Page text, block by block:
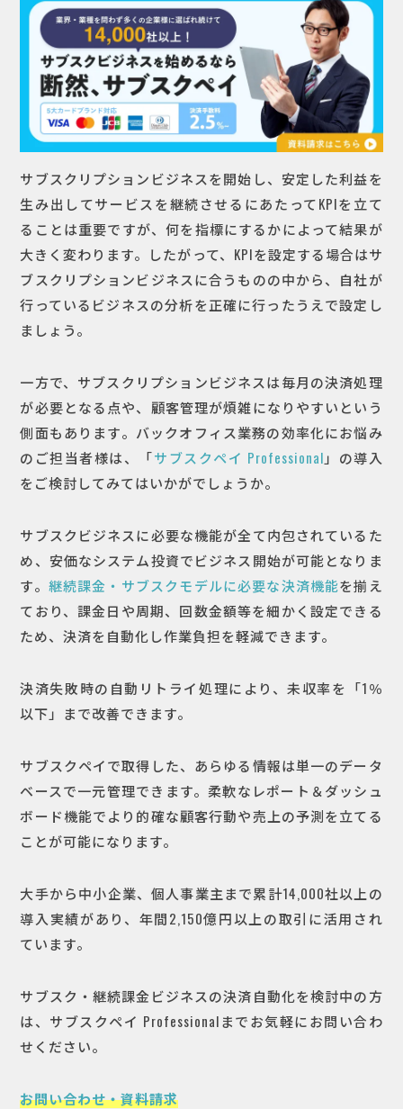
サブスクリプションビジネスを開始し、安定した利益を
生み出してサービスを継続させるにあたってKPIを立て
ることは重要ですが、何を指標にするかによって結果が
大きく変わります。したがって、KPIを設定する場合はサ
ブスクリプションビジネスに合うものの中から、自社が
行っているビジネスの分析を正確に行ったうえで設定し
ましょう。
一方で、サブスクリプションビジネスは毎月の決済処理
が必要となる点や、顧客管理が煩雑になりやすいという
側面もあります。バックオフィス業務の効率化にお悩み
のご担当者様は、「サブスクペイ Professional 」の導入
をご検討してみてはいかがでしょうか。
サブスクビジネスに必要な機能が全て内包されているた
め、安価なシステム投資でビジネス開始が可能となりま
す。 継続課金・サブスクモデルに必要な決済機能を揃え
ており、課金日や周期、回数金額等を細かく設定できる
ため、決済を自動化し作業負担を軽減できます。
決済失敗時の自動リトライ処理により、未収率を「1％
以下」まで改善できます。
サブスクペイで取得した、あらゆる情報は単一のデータ
ベースで一元管理できます。柔軟なレポート＆ダッシュ
ボード機能でより的確な顧客行動や売上の予測を立てる
ことが可能になります。
大手から中小企業、個人事業主まで累計14,000社以上の
導入実績があり、年間2,150億円以上の取引に活用され
ています。
サブスク・継続課金ビジネスの決済自動化を検討中の方
は、サブスクペイ Professionalまでお気軽にお問い合わ
せください。
お問い合わせ・資料請求